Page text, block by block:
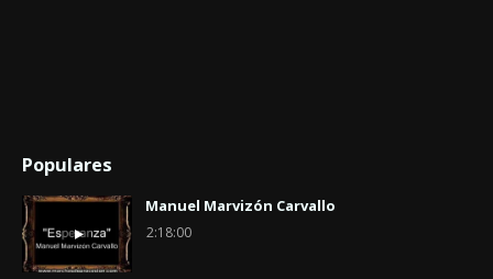
Populares
Manuel Marvizón Carvallo
2:18:00